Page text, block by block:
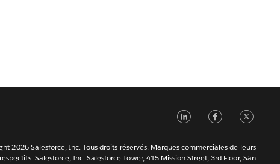
LinkedIn
2026 Salesforce, Inc. Tous droits réservés. Marques commerciales de leurs
Salesforce, Inc. Salesforce Tower, 415 Mission Street, 3rd Floor, San